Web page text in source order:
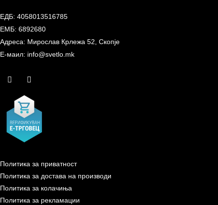
ЕДБ: 4058013516785
ЕМБ: 6892680
Адреса: Мирослав Крлежа 52, Скопје
Е-маил: info@svetlo.mk
Политика за приватност
Политика за достава на производи
Политика за колачиња
Политика за рекламации